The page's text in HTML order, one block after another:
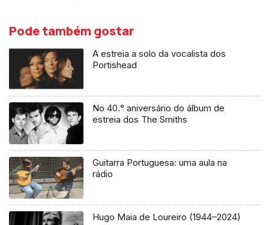
Pode também gostar
A estreia a solo da vocalista dos
Portishead
No 40.° aniversário do álbum de
estreia dos The Smiths
Guitarra Portuguesa: uma aula na
rádio
Hugo Maia de Loureiro (1944–2024)